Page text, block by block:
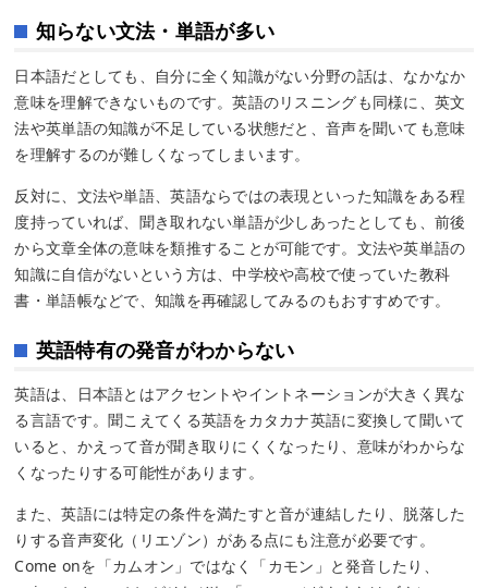
知らない文法・単語が多い
日本語だとしても、自分に全く知識がない分野の話は、なかなか
意味を理解できないものです。英語のリスニングも同様に、英文
法や英単語の知識が不足している状態だと、音声を聞いても意味
を理解するのが難しくなってしまいます。
反対に、文法や単語、英語ならではの表現といった知識をある程
度持っていれば、聞き取れない単語が少しあったとしても、前後
から文章全体の意味を類推することが可能です。文法や英単語の
知識に自信がないという方は、中学校や高校で使っていた教科
書・単語帳などで、知識を再確認してみるのもおすすめです。
英語特有の発音がわからない
英語は、日本語とはアクセントやイントネーションが大きく異な
る言語です。聞こえてくる英語をカタカナ英語に変換して聞いて
いると、かえって音が聞き取りにくくなったり、意味がわからな
くなったりする可能性があります。
また、英語には特定の条件を満たすと音が連結したり、脱落した
りする音声変化（リエゾン）がある点にも注意が必要です。
Come onを「カムオン」ではなく「カモン」と発音したり、